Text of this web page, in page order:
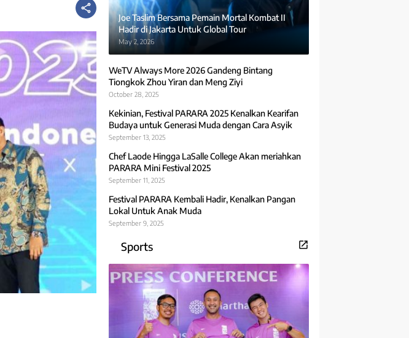
Joe Taslim Bersama Pemain Mortal Kombat II
Hadir di Jakarta Untuk Global Tour
May 2, 2026
WeTV Always More 2026 Gandeng Bintang
Tiongkok Zhou Yiran dan Meng Ziyi
October 28, 2025
Kekinian, Festival PARARA 2025 Kenalkan Kearifan
Budaya untuk Generasi Muda dengan Cara Asyik
September 13, 2025
Chef Laode Hingga LaSalle College Akan meriahkan
PARARA Mini Festival 2025
September 11, 2025
Festival PARARA Kembali Hadir, Kenalkan Pangan
Lokal Untuk Anak Muda
September 9, 2025
Sports